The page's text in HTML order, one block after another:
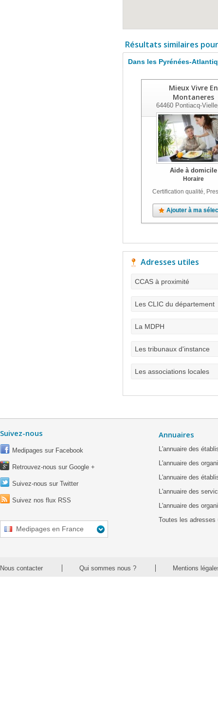
Résultats similaires
Dans les Pyrénées-
Mieux Vivre En
Montaneres
64460Pontiacq-
Aide à domicile
Horaire
Certification qualité,
Ajouter à ma
Adresses utiles
CCAS à proximité
Les CLIC du département
La MDPH
Les tribunaux d'instance
Les associations locales
Suivez-nous
Medipages sur Facebook
Retrouvez-nous sur Google +
Suivez-nous sur Twitter
Suivez nos flux RSS
Medipages en France
Annuaires
L'annuaire des
L'annuaire des
L'annuaire des
L'annuaire des
L'annuaire des
Toutes les adresses
Nous contacter Qui sommes nous ? Mentions